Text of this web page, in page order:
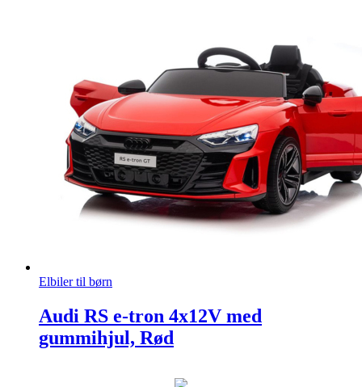
Elbiler til børn
Audi RS e-tron 4x12V med
gummihjul, Rød